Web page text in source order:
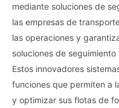
mediante soluciones de
las empresas de
las operaciones y
soluciones de
Estos innovadores
funciones que permiten a
y optimizar sus flotas de